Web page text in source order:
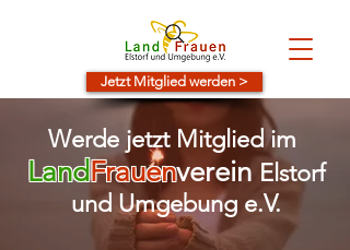
Jetzt Mitglied werden >
Werde jetzt Mitglied im
LandFrauenverein Elstorf
und Umgebung e.V.